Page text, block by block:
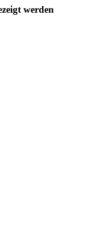
werden